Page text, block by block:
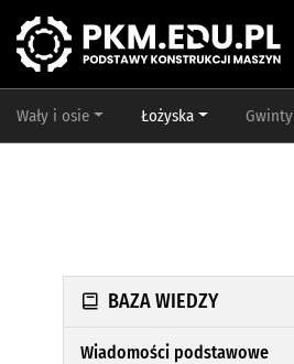
Wały i osie Łożyska Gwinty
BAZA WIEDZY
Wiadomości podstawowe